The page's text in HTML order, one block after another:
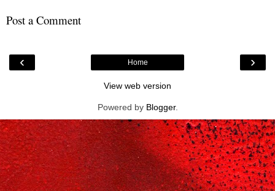
Post a Comment
‹ ›
Home
View web version
Powered by Blogger.